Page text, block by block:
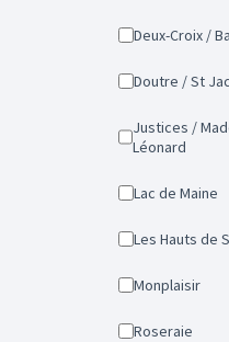
Deux-Croix /
Doutre / St
Justices / Madeleine / St
Léonard
Lac de Maine
Les Hauts de
Monplaisir
Roseraie